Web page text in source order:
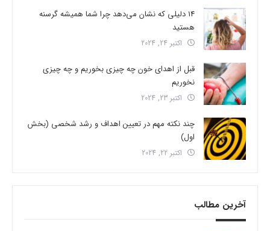
14 دلیلی که نشان می‌دهد چرا شما همیشه گرسنه
هستید
اکتبر 24, 2024
قبل از اهدای خون چه چیزی بخوریم و چه چیزی
نخوریم
اکتبر 23, 2024
چند نکته مهم در تعیین اهداف و رشد شخصی (بخش
اول)
اکتبر 22, 2024
آخرین مطالب